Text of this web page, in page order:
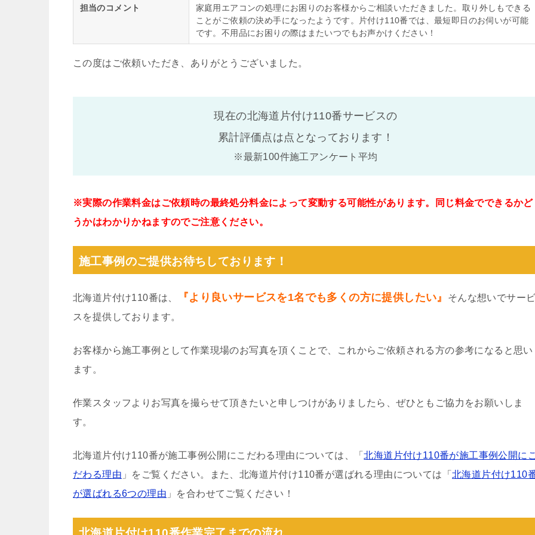
担当のコメント
家庭用エアコンの処理にお困りのお客様からご相談いただきました。取り外しもできる
ことがご依頼の決め手になったようです。片付け110番では、最短即日のお伺いが可能
です。不用品にお困りの際はまたいつでもお声かけください！
この度はご依頼いただき、ありがとうございました。
現在の北海道片付け110番サービスの
累計評価点は点となっております！
※最新100件施工アンケート平均
※実際の作業料金はご依頼時の最終処分料金によって変動する可能性があります。同じ料金でできるかど
うかはわかりかねますのでご注意ください。
施工事例のご提供お待ちしております！
北海道片付け110番は、 『より良いサービスを1名でも多くの方に提供したい』
そんな想いでサービ
スを提供しております。
お客様から施工事例として作業現場のお写真を頂くことで、これからご依頼される方の参考になると思い
ます。
作業スタッフよりお写真を撮らせて頂きたいと申しつけがありましたら、ぜひともご協力をお願いしま
す。
北海道片付け110番が施工事例公開にこだわる理由については、「北海道片付け110番が施工事例公開にこ
だわる理由 」をご覧ください。また、北海道片付け110番が選ばれる理由については「 北海道片付け110
が選ばれる6つの理由 」を合わせてご覧ください！